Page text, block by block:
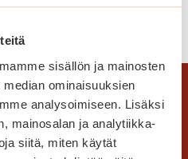
sisällön ja mainosten
ominaisuuksien
analysoimiseen. Lisäksi
mainosalan ja analytiikka-
siitä, miten käytät
r
a
n
n
a
a
n
h
e
i